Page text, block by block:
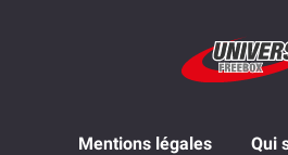
Mentions légales Qui